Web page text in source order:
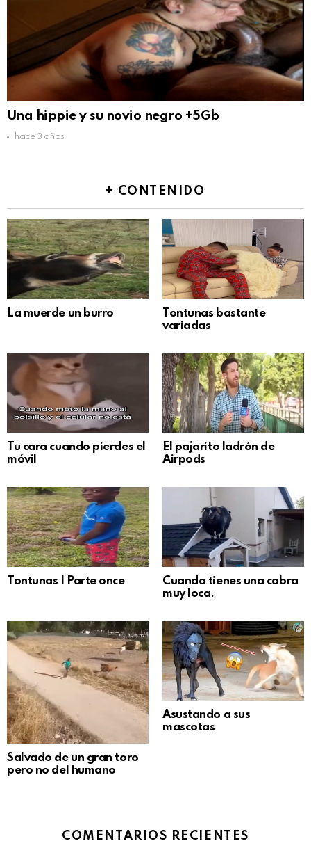
Una hippie y su novio negro +5Gb
hace 3 años
+ CONTENIDO
La muerde un burro
Tontunas bastante
variadas
Tu cara cuando pierdes el
móvil
El pajarito ladrón de
Airpods
Tontunas | Parte once
Cuando tienes una cabra
muy loca.
Salvado de un gran toro
pero no del humano
Asustando a sus
mascotas
COMENTARIOS RECIENTES